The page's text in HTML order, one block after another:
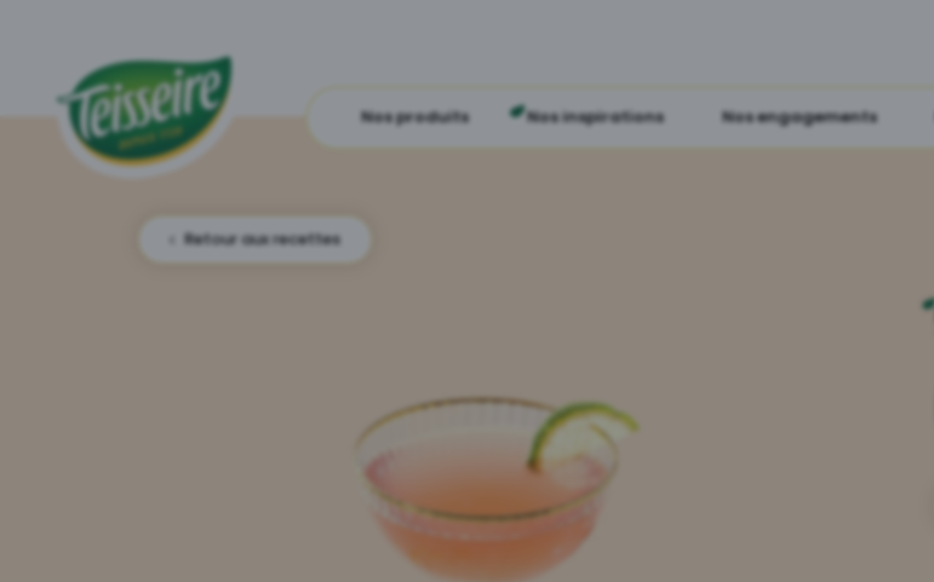
Nos produits Nos inspirations Nos engagements
Retour aux recettes